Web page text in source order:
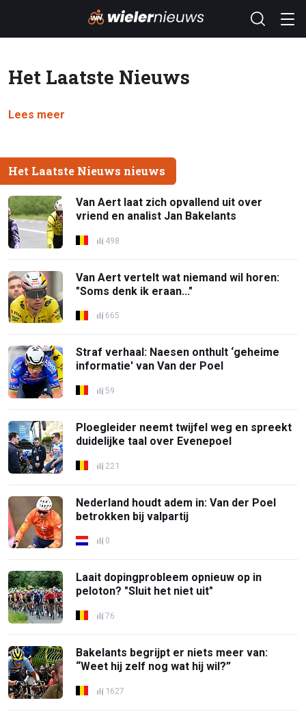
Het Laatste Nieuws
Lees meer
Het Laatste Nieuws nieuws
Van Aert laat zich opvallend uit over
vriend en analist Jan Bakelants
498
Van Aert vertelt wat niemand wil horen:
"Soms denk ik eraan..."
665
Straf verhaal: Naesen onthult ‘geheime
informatie' van Van der Poel
59
Ploegleider neemt twijfel weg en spreekt
duidelijke taal over Evenepoel
221
Nederland houdt adem in: Van der Poel
betrokken bij valpartij
0
Laait dopingprobleem opnieuw op in
peloton? "Sluit het niet uit"
76
Bakelants begrijpt er niets meer van:
“Weet hij zelf nog wat hij wil?”
1627